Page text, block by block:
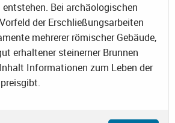
entstehen. Bei archäologischen
der Erschließungsarbeiten
mehrerer römischer Gebäude,
erhaltener steinerner Brunnen
Informationen zum Leben der